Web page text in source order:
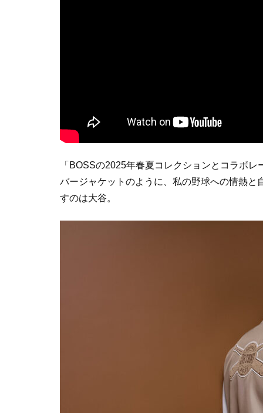
「 BOSSの2025年春夏コレクションとコラボレ
バージャケットのように、私の野球への情熱
すのは大谷。